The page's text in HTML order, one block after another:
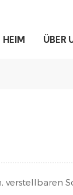
HEIM ÜBER
verstellbaren